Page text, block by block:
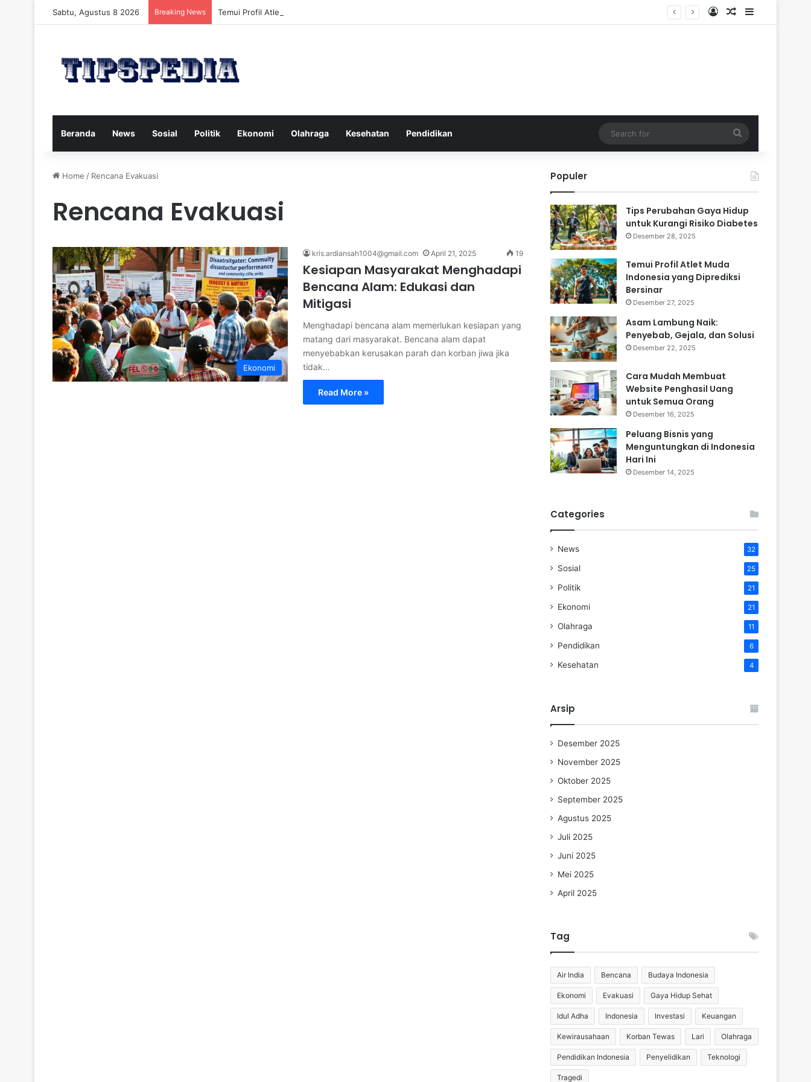
Sabtu, Agustus 8 2026 Breaking News Temui Profil Atlet Muda Indonesia yang Diprediksi Bersinar Log InRandom Article
Sidebar
Beranda News Sosial Politik Ekonomi Olahraga Kesehatan Pendidikan
for
Home / Rencana Evakuasi
Rencana Evakuasi
Ekonomi
kris.ardiansah1004@gmail.com April 21, 2025 19
Kesiapan Masyarakat Menghadapi
Bencana Alam: Edukasi dan
Mitigasi
Menghadapi bencana alam memerlukan kesiapan yang
matang dari masyarakat. Bencana alam dapat
menyebabkan kerusakan parah dan korban jiwa jika
tidak…
Read More »
Populer
Tips Perubahan Gaya Hidup
untuk Kurangi Risiko Diabetes
Desember 28, 2025
Temui Profil Atlet Muda
Indonesia yang Diprediksi
Bersinar
Desember 27, 2025
Asam Lambung Naik:
Penyebab, Gejala, dan Solusi
Desember 22, 2025
Cara Mudah Membuat
Website Penghasil Uang
untuk Semua Orang
Desember 16, 2025
Peluang Bisnis yang
Menguntungkan di Indonesia
Hari Ini
Desember 14, 2025
Categories
News 32
Sosial 25
Politik 21
Ekonomi 21
Olahraga 11
Pendidikan 6
Kesehatan 4
Arsip
Desember 2025
November 2025
Oktober 2025
September 2025
Agustus 2025
Juli 2025
Juni 2025
Mei 2025
April 2025
Tag
Air India Bencana Budaya Indonesia
Ekonomi Evakuasi Gaya Hidup Sehat
Idul Adha Indonesia Investasi Keuangan
Kewirausahaan Korban Tewas Lari Olahraga
Pendidikan Indonesia Penyelidikan Teknologi
Tragedi